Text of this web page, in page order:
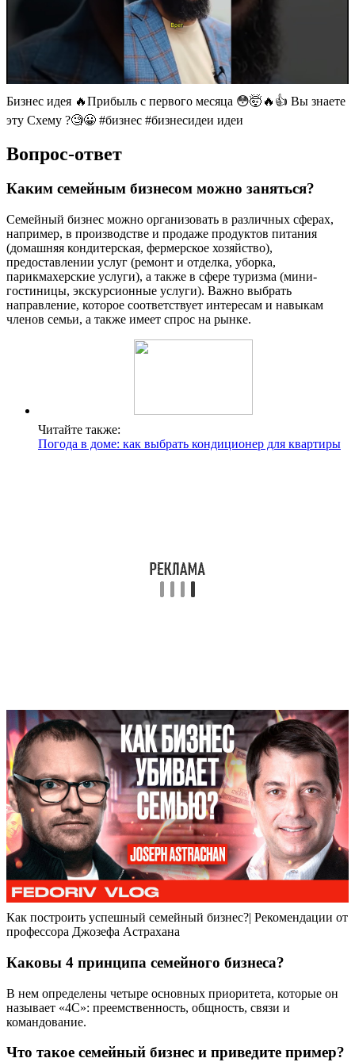
Бизнес идея 🔥Прибыль с первого месяца 😳🤯🔥👍 Вы знаете
эту Схему ?🧐😀 #бизнес #бизнесидеи идеи
Вопрос-ответ
Каким семейным бизнесом можно заняться?
Семейный бизнес можно организовать в различных сферах,
например, в производстве и продаже продуктов питания
(домашняя кондитерская, фермерское хозяйство),
предоставлении услуг (ремонт и отделка, уборка,
парикмахерские услуги), а также в сфере туризма (мини-
гостиницы, экскурсионные услуги). Важно выбрать
направление, которое соответствует интересам и навыкам
членов семьи, а также имеет спрос на рынке.
Читайте также:
Погода в доме: как выбрать кондиционер для квартиры
Как построить успешный семейный бизнес?| Рекомендации от
профессора Джозефа Астрахана
Каковы 4 принципа семейного бизнеса?
В нем определены четыре основных приоритета, которые он
называет «4С»: преемственность, общность, связи и
командование.
Что такое семейный бизнес и приведите пример?